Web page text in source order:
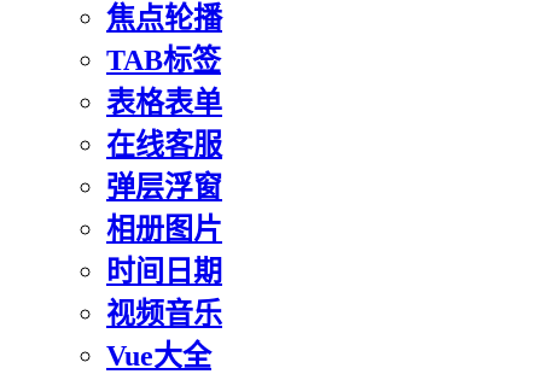
焦点轮播
TAB标签
表格表单
在线客服
弹层浮窗
相册图片
时间日期
视频音乐
Vue大全